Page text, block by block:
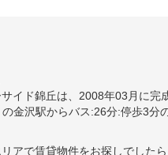
イド錦丘は、2008年03月に完
金沢駅からバス:26分:停歩3分
アで賃貸物件をお探しでした